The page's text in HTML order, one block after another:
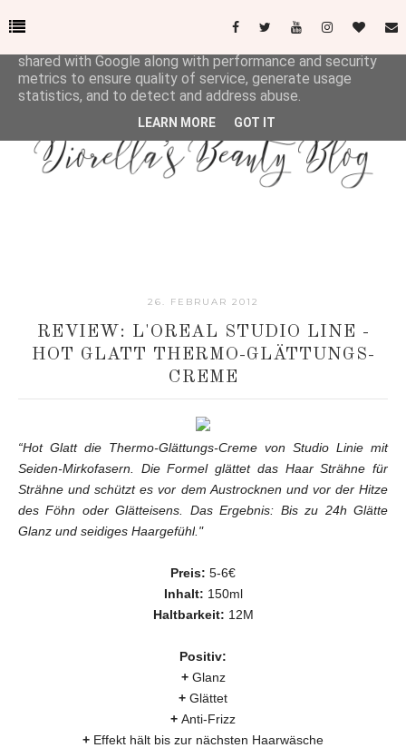
26. FEBRUAR 2012
REVIEW: L'OREAL STUDIO LINE -
HOT GLATT THERMO-GLÄTTUNGS-
CREME
“Hot Glatt die Thermo-Glättungs-Creme von Studio Linie mit
Seiden-Mirkofasern. Die Formel glättet das Haar Strähne für
Strähne und schützt es vor dem Austrocknen und vor der Hitze
des Föhn oder Glätteisens. Das Ergebnis: Bis zu 24h Glätte
Glanz und seidiges Haargefühl ."
Preis: 5-6€
Inhalt: 150ml
Haltbarkeit: 12M
Positiv:
+ Glanz
+ Glättet
+ Anti-Frizz
+ Effekt hält bis zur nächsten Haarwäsche
This site uses cookies from Google to deliver its services
shared with Google along with performance and security
metrics to ensure quality of service, generate usage
statistics, and to detect and address abuse.
LEARN MORE GOT IT